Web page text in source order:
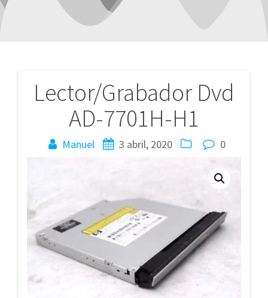
Lector/Grabador Dvd
AD-7701H-H1
Manuel 3 abril, 2020 0
Navegación
entradas